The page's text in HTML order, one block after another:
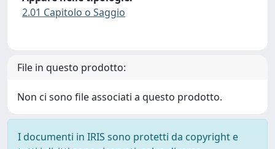
2.01 Capitolo o Saggio
File in questo prodotto:
Non ci sono file associati a questo prodotto.
I documenti in IRIS sono protetti da copyright e